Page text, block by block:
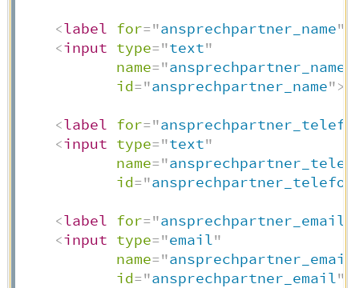
<label for="ansprechpartner_name"
<input type="text"
name="ansprechpartner_name
id="ansprechpartner_name">
<label for="
<input type="text"
name="
id="ansprechpartner_telefon
<label for="ansprechpartner_email
<input type="email"
name="ansprechpartner_email
id="ansprechpartner_email"